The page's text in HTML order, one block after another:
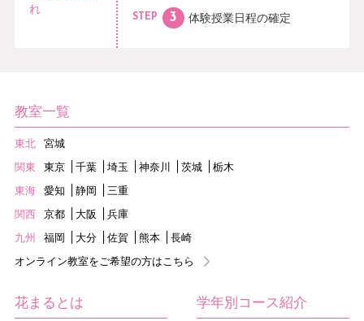
れ
STEP 体験授業日程の確定
教室一覧
東北
宮城
関東
東京 千葉 埼玉 神奈川 茨城
栃木
東海
愛知 静岡
三重
関西
京都 大阪
兵庫
九州
福岡 大分 佐賀 熊本
長崎
オンライン教室をご希望の方はこちら
花まるとは 学年別コース紹介